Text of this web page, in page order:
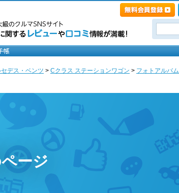
デス・ベンツ > Cクラス ステーションワゴン > フォトアルバム
ージ